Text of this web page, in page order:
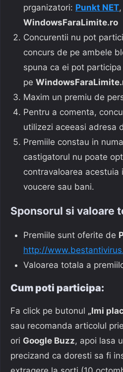
prganizatori: Punkt NET,
WindowsFaraLimite.ro
Concurentii nu pot
concurs de pe ambele
spuna ca ei pot
pe
Maxim un premiu de
Pentru a comenta,
utilizezi aceeasi adresa
Premiile constau in
castigatorul nu poate
contravaloarea acestuia
voucere sau bani.
Sponsorul si valoare
Premiile sunt oferite de
http://
Valoarea totala a
Cum poti participa:
Fa click pe butonul „Imi
sau recomanda articolul
ori Google Buzz, apoi lasa
precizand ca doresti sa fi